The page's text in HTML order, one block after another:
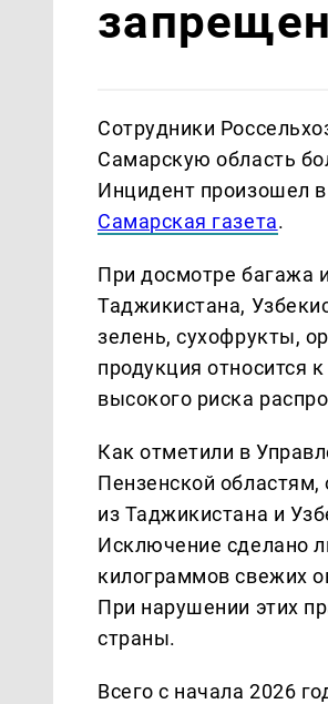
Сотрудники
Самарскую область
Инцидент произошел
Самарская газета.
При досмотре багажа
Таджикистана,
зелень, сухофрукты,
продукция относится
высокого риска
Как отметили в
Пензенской областям,
из Таджикистана и
Исключение сделано
килограммов свежих
При нарушении этих
страны.
Всего с начала 2026